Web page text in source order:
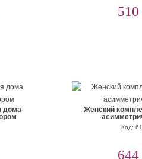
510
дома
Женский
Код:
644